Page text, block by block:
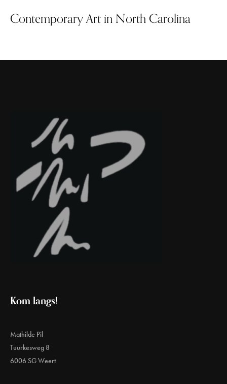
Contemporary Art in North Carolina
Kom langs!
Mathilde Pil
Tuurkesweg 8
6006 SG Weert